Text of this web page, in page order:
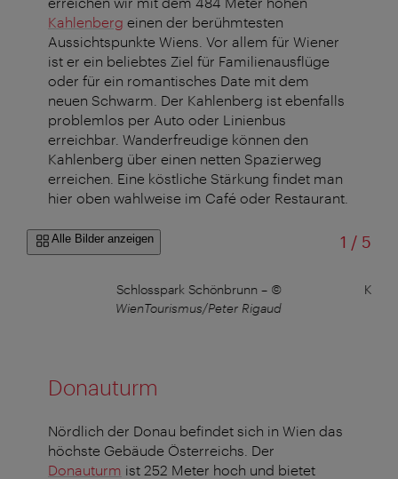
Kahlenberg einen der berühmtesten
Aussichtspunkte Wiens. Vor allem für Wiener
ist er ein beliebtes Ziel für Familienausflüge
oder für ein romantisches Date mit dem
neuen Schwarm. Der Kahlenberg ist ebenfalls
problemlos per Auto oder Linienbus
erreichbar. Wanderfreudige können den
Kahlenberg über einen netten Spazierweg
erreichen. Eine köstliche Stärkung findet man
hier oben wahlweise im Café oder Restaurant.
Alle Bilder anzeigen 1 /von
5
Schlosspark Schönbrunn – ©
WienTourismus/Peter Rigaud
Donauturm
Nördlich der Donau befindet sich in Wien das
höchste Gebäude Österreichs. Der
Donauturm ist 252 Meter hoch und bietet